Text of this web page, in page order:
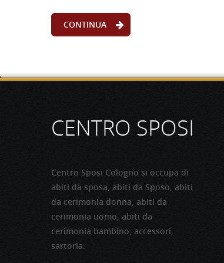
CONTINUA
CONTINUA
CENTRO SPOSI
Centro Sposi Cologno si occupa di
abiti da sposa, abiti da Sposo, abiti
da cerimonia donna, abiti da
cerimonia uomo, abiti da
cerimonia bambino, accessori,
sartoria.